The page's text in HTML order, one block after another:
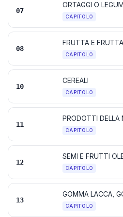
07
CAPITOLO
08
CAPITOLO
10
CEREALI
CAPITOLO
11
CAPITOLO
12
CAPITOLO
13
CAPITOLO